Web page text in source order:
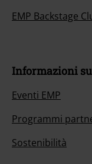
EMP Backstage
Informazioni
Eventi EMP
Programmi
Sostenibilità